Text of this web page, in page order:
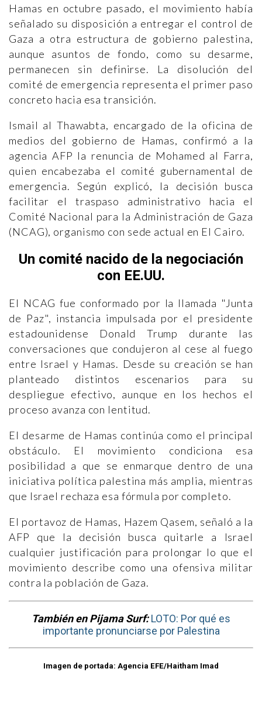
Hamas en octubre pasado, el movimiento había
señalado su disposición a entregar el control de
Gaza a otra estructura de gobierno palestina,
aunque asuntos de fondo, como su desarme,
permanecen sin definirse. La disolución del
comité de emergencia representa el primer paso
concreto hacia esa transición.
Ismail al Thawabta, encargado de la oficina de
medios del gobierno de Hamas, confirmó a la
agencia AFP la renuncia de Mohamed al Farra,
quien encabezaba el comité gubernamental de
emergencia. Según explicó, la decisión busca
facilitar el traspaso administrativo hacia el
Comité Nacional para la Administración de Gaza
(NCAG), organismo con sede actual en El Cairo.
Un comité nacido de la negociación
con EE.UU.
El NCAG fue conformado por la llamada "Junta
de Paz", instancia impulsada por el presidente
estadounidense Donald Trump durante las
conversaciones que condujeron al cese al fuego
entre Israel y Hamas. Desde su creación se han
planteado distintos escenarios para su
despliegue efectivo, aunque en los hechos el
proceso avanza con lentitud.
El desarme de Hamas continúa como el principal
obstáculo. El movimiento condiciona esa
posibilidad a que se enmarque dentro de una
iniciativa política palestina más amplia, mientras
que Israel rechaza esa fórmula por completo.
El portavoz de Hamas, Hazem Qasem, señaló a la
AFP que la decisión busca quitarle a Israel
cualquier justificación para prolongar lo que el
movimiento describe como una ofensiva militar
contra la población de Gaza.
También en Pijama Surf:LOTO: Por qué es
importante pronunciarse por Palestina
Imagen de portada: Agencia EFE/Haitham Imad